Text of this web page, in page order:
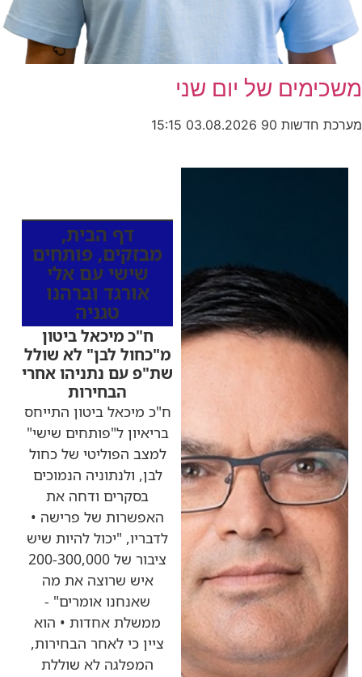
משכימים של יום שני
מערכת חדשות 90 03.08.2026
15:15
דף הבית,
מבזקים, פותחים
שישי עם אלי
אורגד וברהנו
טגניה
ח"כ מיכאל ביטון
מ"כחול לבן" לא שולל
שת"פ עם נתניהו אחרי
הבחירות
ח"כ מיכאל ביטון התייחס
בריאיון ל"פותחים שישי"
למצב הפוליטי של כחול
לבן, ולנתוניה הנמוכים
בסקרים ודחה את
האפשרות של פרישה •
לדבריו, "יכול להיות שיש
ציבור של 200-300,000
איש שרוצה את מה
שאנחנו אומרים" -
ממשלת אחדות • הוא
ציין כי לאחר הבחירות,
המפלגה לא שוללת